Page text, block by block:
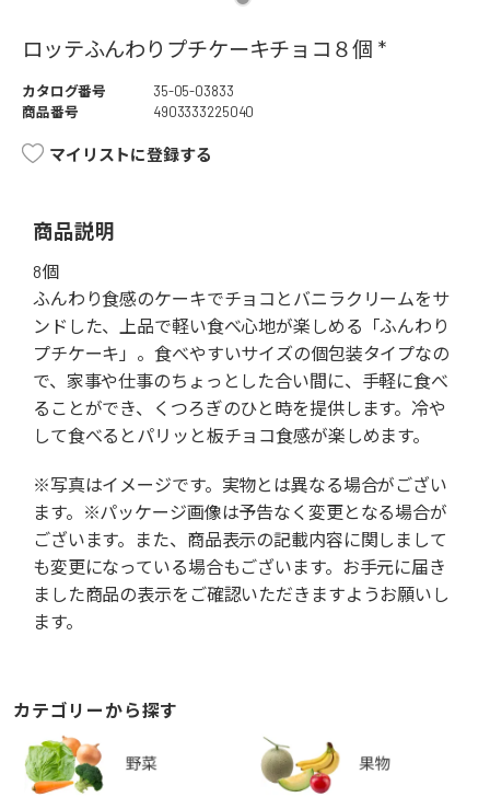
ロッテふんわりプチケーキチョコ８個 *
カタログ番号
35-05-03833
商品番号
4903333225040
マイリストに登録する
商品説明
8個
ふんわり食感のケーキでチョコとバニラクリームをサ
ンドした、上品で軽い食べ心地が楽しめる「ふんわり
プチケーキ」。食べやすいサイズの個包装タイプなの
で、家事や仕事のちょっとした合い間に、手軽に食べ
ることができ、くつろぎのひと時を提供します。冷や
して食べるとパリッと板チョコ食感が楽しめます。
※写真はイメージです。実物とは異なる場合がござい
ます。※パッケージ画像は予告なく変更となる場合が
ございます。また、商品表示の記載内容に関しまして
も変更になっている場合もございます。お手元に届き
ました商品の表示をご確認いただきますようお願いし
ます。
カテゴリーから探す